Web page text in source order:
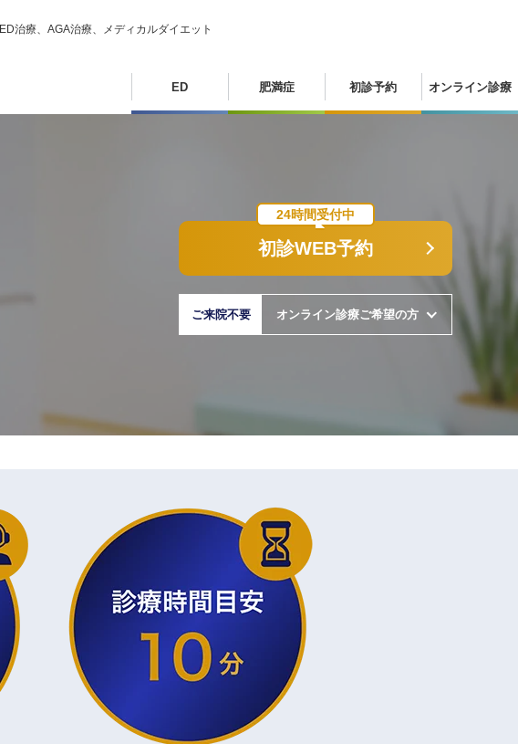
ED治療、AGA治療、 メディカルダイエット
ED 肥満症 初診予約 オンライン診療
24時間受付中
初診WEB予約
ご来院不要 オンライン診療ご希望の方